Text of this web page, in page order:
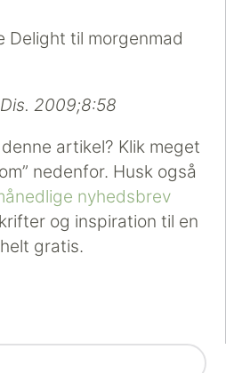
Delight til morgenmad
2009;8:58
artikel? Klik meget
nedenfor. Husk også
nyhedsbrev
og inspiration til en
gratis.